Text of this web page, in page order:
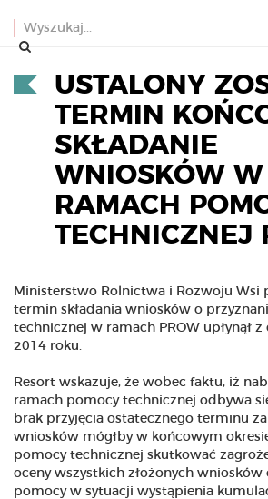
USTALONY
TERMIN
SKŁADANIE
WNIOSKÓW W
RAMACH
TECHNICZNEJ
Ministerstwo Rolnictwa i Rozwoju Wsi
termin składania wniosków o
technicznej w ramach PROW upłynął
2014 roku.
Resort wskazuje, że wobec faktu, iż
ramach pomocy technicznej odbywa
brak przyjęcia ostatecznego terminu
wniosków mógłby w końcowym
pomocy technicznej skutkować
oceny wszystkich złożonych wniosków
pomocy w sytuacji wystąpienia